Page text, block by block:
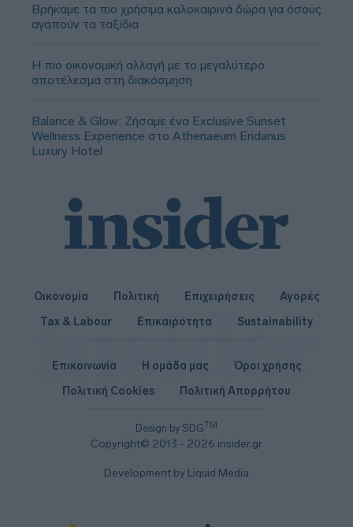
Βρήκαμε τα πιο χρήσιμα καλοκαιρινά δώρα για όσους
αγαπούν τα ταξίδια
Η πιο οικονομική αλλαγή με το μεγαλύτερο
αποτέλεσμα στη διακόσμηση
Balance & Glow: Ζήσαμε ένα Exclusive Sunset
Wellness Experience στο Athenaeum Eridanus
Luxury Hotel
Οικονομία Πολιτική Επιχειρήσεις
Αγορές
Tax & Labour
Επικαιρότητα Sustainability
Design by SDGTM
Copyright© 2013 - 2026 insider.gr
Επικοινωνία Η ομάδα μας
Όροι χρήσης
Πολιτική Cookies
Πολιτική Απορρήτου
Development by Liquid Media